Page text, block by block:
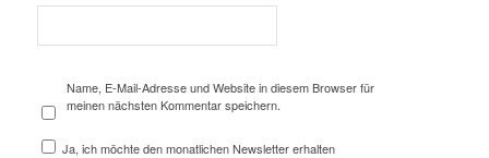
Name, E-Mail-Adresse und Website in diesem Browser für
meinen nächsten Kommentar speichern.
Ja, ich möchte den monatlichen Newsletter erhalten